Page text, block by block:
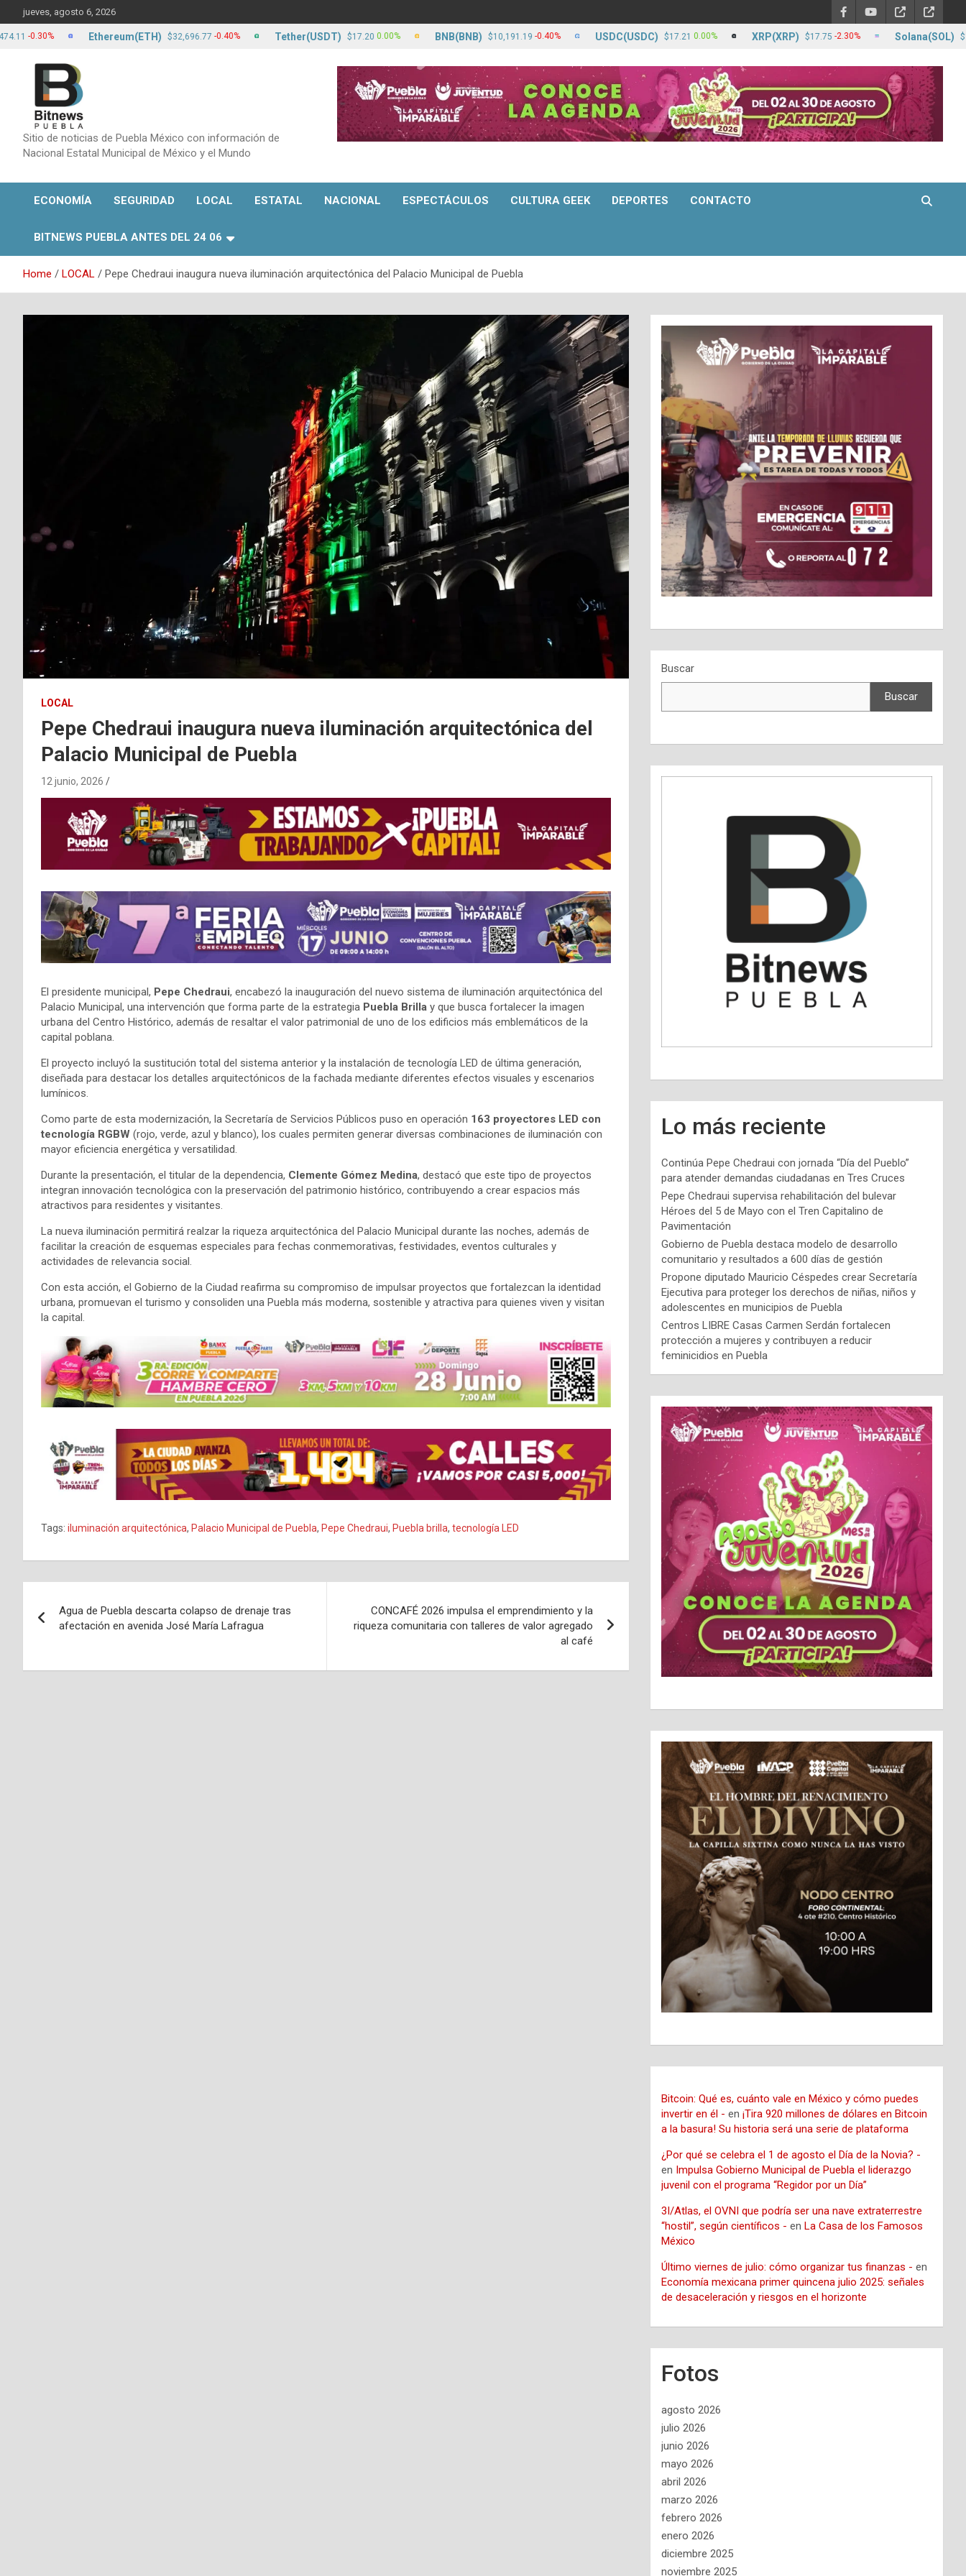
to
content
jueves, agosto 6, 2026
Sitio de noticias de Puebla México con información de
Nacional Estatal Municipal de México y el Mundo
ECONOMÍA SEGURIDAD LOCAL ESTATAL NACIONAL ESPECTÁCULOS CULTURA GEEK DEPORTES CONTACTO
BITNEWS PUEBLA ANTES DEL 24 06
Home LOCAL Pepe Chedraui inaugura nueva iluminación arquitectónica del Palacio Municipal de Puebla
LOCAL
Pepe Chedraui inaugura nueva iluminación arquitectónica del
Palacio Municipal de Puebla
12 junio, 2026
El presidente municipal, Pepe Chedraui, encabezó la inauguración del nuevo sistema de iluminación arquitectónica del
Palacio Municipal, una intervención que forma parte de la estrategia Puebla Brilla y que busca fortalecer la imagen
urbana del Centro Histórico, además de resaltar el valor patrimonial de uno de los edificios más emblemáticos de la
capital poblana.
El proyecto incluyó la sustitución total del sistema anterior y la instalación de tecnología LED de última generación,
diseñada para destacar los detalles arquitectónicos de la fachada mediante diferentes efectos visuales y escenarios
lumínicos.
Como parte de esta modernización, la Secretaría de Servicios Públicos puso en operación 163 proyectores LED con
tecnología RGBW (rojo, verde, azul y blanco), los cuales permiten generar diversas combinaciones de iluminación con
mayor eficiencia energética y versatilidad.
Durante la presentación, el titular de la dependencia, Clemente Gómez Medina, destacó que este tipo de proyectos
integran innovación tecnológica con la preservación del patrimonio histórico, contribuyendo a crear espacios más
atractivos para residentes y visitantes.
La nueva iluminación permitirá realzar la riqueza arquitectónica del Palacio Municipal durante las noches, además de
facilitar la creación de esquemas especiales para fechas conmemorativas, festividades, eventos culturales y
actividades de relevancia social.
Con esta acción, el Gobierno de la Ciudad reafirma su compromiso de impulsar proyectos que fortalezcan la identidad
urbana, promuevan el turismo y consoliden una Puebla más moderna, sostenible y atractiva para quienes viven y visitan
la capital.
Tags: iluminación arquitectónica, Palacio Municipal de Puebla, Pepe Chedraui, Puebla brilla, tecnología LED
de
Agua de Puebla descarta colapso de drenaje tras
afectación en avenida José María Lafragua
CONCAFÉ 2026 impulsa el emprendimiento y la
riqueza comunitaria con talleres de valor agregado
al café
Buscar
Buscar
Lo más reciente
Continúa Pepe Chedraui con jornada “Día del Pueblo”
para atender demandas ciudadanas en Tres Cruces
Pepe Chedraui supervisa rehabilitación del bulevar
Héroes del 5 de Mayo con el Tren Capitalino de
Pavimentación
Gobierno de Puebla destaca modelo de desarrollo
comunitario y resultados a 600 días de gestión
Propone diputado Mauricio Céspedes crear Secretaría
Ejecutiva para proteger los derechos de niñas, niños y
adolescentes en municipios de Puebla
Centros LIBRE Casas Carmen Serdán fortalecen
protección a mujeres y contribuyen a reducir
feminicidios en Puebla
Bitcoin: Qué es, cuánto vale en México y cómo puedes
invertir en él - en¡Tira 920 millones de dólares en Bitcoin
a la basura! Su historia será una serie de plataforma
¿Por qué se celebra el 1 de agosto el Día de la Novia? -
en Impulsa Gobierno Municipal de Puebla el liderazgo
juvenil con el programa “Regidor por un Día”
3I/Atlas, el OVNI que podría ser una nave extraterrestre
“hostil”, según científicos - enLa Casa de los Famosos
México
Último viernes de julio: cómo organizar tus finanzas - en
Economía mexicana primer quincena julio 2025: señales
de desaceleración y riesgos en el horizonte
Fotos
agosto 2026
julio 2026
junio 2026
mayo 2026
abril 2026
marzo 2026
febrero 2026
enero 2026
diciembre 2025
noviembre 2025
Ethereum(ETH) $32,696.77 -0.40% Tether(USDT) $17.20 0.00% BNB(BNB) $10,191.19 -0.40% USDC(USDC) $17.21 0.00% XRP(XRP) $17.75 -2.30% Solana(SOL) $1,249.48